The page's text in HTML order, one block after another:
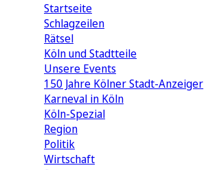
Startseite
Schlagzeilen
Rätsel
Köln und Stadtteile
Unsere Events
150 Jahre Kölner Stadt-Anzeiger
Karneval in Köln
Köln-Spezial
Region
Politik
Wirtschaft